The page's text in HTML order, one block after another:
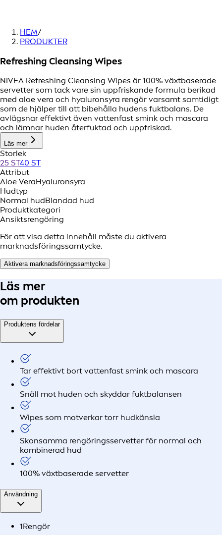
HEM/
PRODUKTER
Refreshing Cleansing Wipes
NIVEA Refreshing Cleansing Wipes är 100% växtbaserade
servetter som tack vare sin uppfriskande formula berikad
med aloe vera och hyaluronsyra rengör varsamt samtidigt
som de hjälper till att bibehålla hudens fuktbalans. De
avlägsnar effektivt även vattenfast smink och mascara
och lämnar huden återfuktad och uppfriskad.
Läs mer
Storlek
25 ST40 ST
Attribut
Aloe VeraHyaluronsyra
Hudtyp
Normal hudBlandad hud
Produktkategori
Ansiktsrengöring
För att visa detta innehåll måste du aktivera
marknadsföringssamtycke.
Aktivera marknadsföringssamtycke
Läs mer
om produkten
Produktens fördelar
Tar effektivt bort vattenfast smink och mascara
Snäll mot huden och skyddar fuktbalansen
Wipes som motverkar torr hudkänsla
Skonsamma rengöringsservetter för normal och
kombinerad hud
100% växtbaserade servetter
Användning
1Rengör